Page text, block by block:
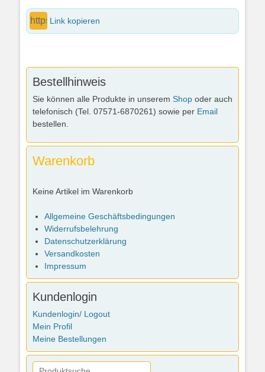
Link kopieren
Bestellhinweis
Sie können alle Produkte in unserem Shop oder auch
telefonisch (Tel. 07571-6870261) sowie per Email
bestellen.
Warenkorb
Keine Artikel im Warenkorb
Allgemeine Geschäftsbedingungen
Widerrufsbelehrung
Datenschutzerklärung
Versandkosten
Impressum
Kundenlogin
Kundenlogin/ Logout
Mein Profil
Meine Bestellungen